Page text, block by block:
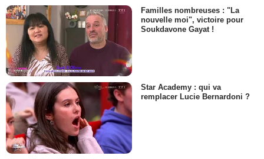
Familles nombreuses : "La
nouvelle moi", victoire pour
Soukdavone Gayat !
Star Academy : qui va
remplacer Lucie Bernardoni ?